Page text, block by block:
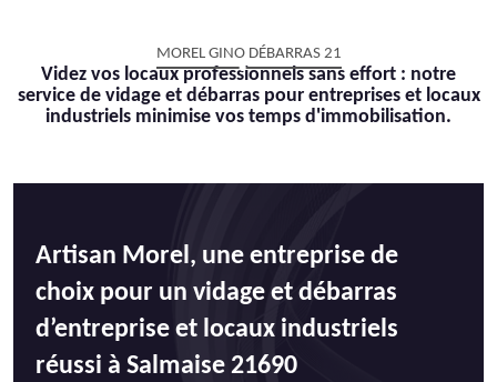
MOREL GINO DÉBARRAS 21
Videz vos locaux professionnels sans effort : notre
service de vidage et débarras pour entreprises et locaux
industriels minimise vos temps d'immobilisation.
Artisan Morel, une entreprise de
choix pour un vidage et débarras
d’entreprise et locaux industriels
réussi à Salmaise 21690